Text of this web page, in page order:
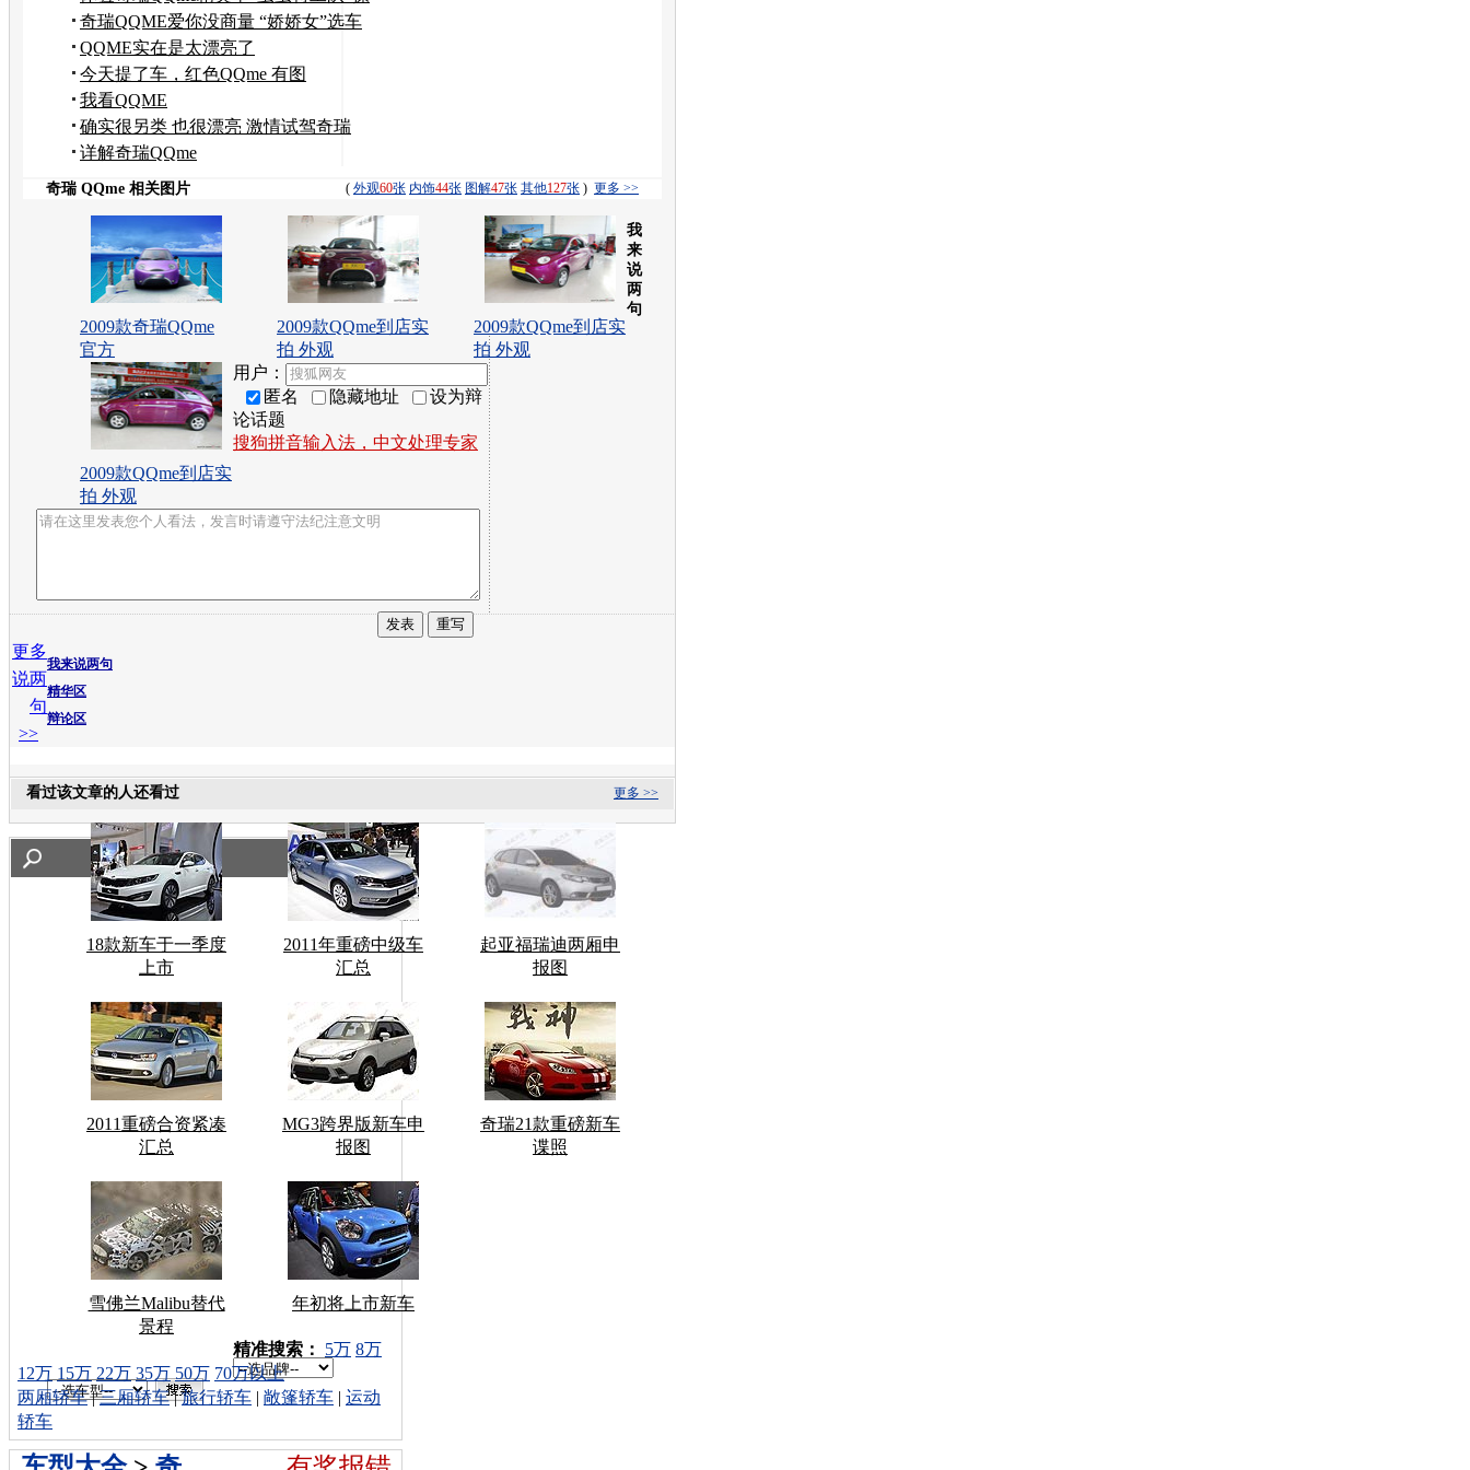
控乐趣
奇瑞QQME爱你没商量 “娇娇女”选车
记
QQME实在是太漂亮了
今天提了车，红色QQme 有图
了！！！
我看QQME
确实很另类 也很漂亮 激情试驾奇瑞
QQme
详解奇瑞QQme
( 外观60张 内饰44张 图解47张 其他127张 ) 更多 >>
奇瑞 QQme 相关图片
2009款奇瑞QQme
官方
2009款QQme到店实
拍 外观
2009款QQme到店实
拍 外观
2009款QQme到店实
拍 外观
我
来
说
两
句
用户：
匿名
隐藏地址
设为辩
论话题
搜狗拼音输入法，中文处理专家
我来说两句
精华区
辩论区
更多
说两
句
>>
更多 >>
看过该文章的人还看过
18款新车于一季度
上市
2011年重磅中级车
汇总
起亚福瑞迪两厢申
报图
2011重磅合资紧凑
汇总
MG3跨界版新车申
报图
奇瑞21款重磅新车
谍照
雪佛兰Malibu替代
景程
年初将上市新车
车型搜索：
精准搜索： 5万 8万
12万 15万 22万 35万 50万 70万以上
两厢轿车|三厢轿车|旅行轿车 | 敞篷轿车 | 运动
轿车